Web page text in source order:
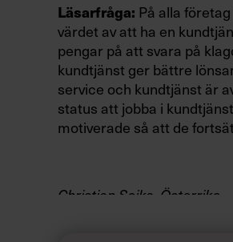
Läsarfråga: På alla
värdet av att ha en
pengar på att svara på
kundtjänst ger bättre
service och kundtjänst är
status att jobba i
motiverade så att de
Christian Sojka, Österrike